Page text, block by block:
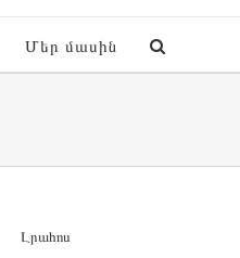
Մեր մասին
Լրահոս